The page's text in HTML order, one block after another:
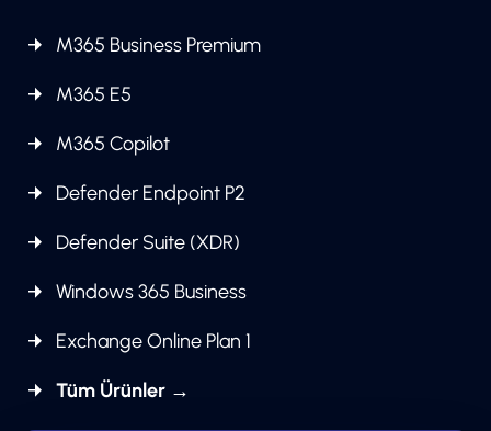
M365 Business Premium
M365 E5
M365 Copilot
Defender Endpoint P2
Defender Suite (XDR)
Windows 365 Business
Exchange Online Plan 1
Tüm Ürünler →